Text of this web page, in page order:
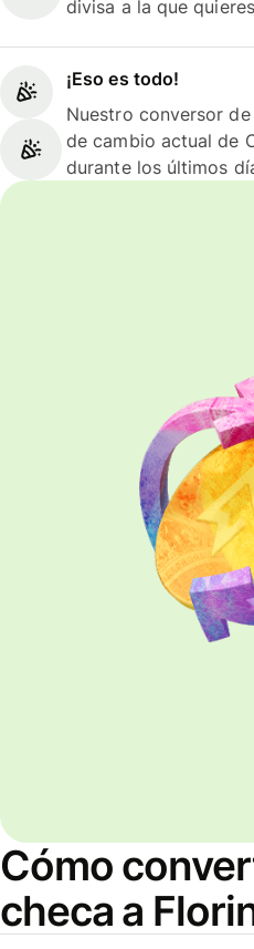
divisa a la que
¡Eso es todo!
Nuestro conversor
de cambio actual de
durante los últimos
Cómo
checa a